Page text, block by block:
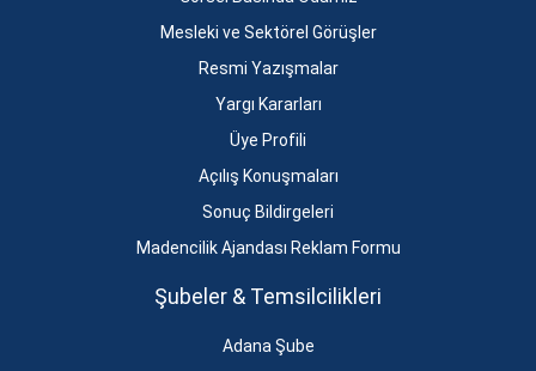
Mesleki ve Sektörel Görüşler
Resmi Yazışmalar
Yargı Kararları
Üye Profili
Açılış Konuşmaları
Sonuç Bildirgeleri
Madencilik Ajandası Reklam Formu
Şubeler & Temsilcilikleri
Adana Şube